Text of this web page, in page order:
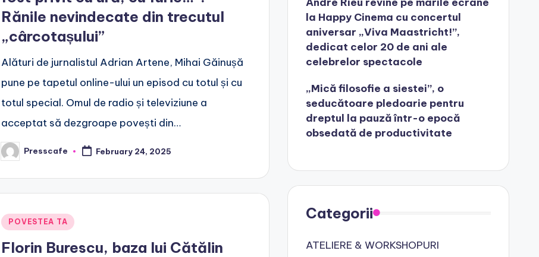
Rănile nevindecate din trecutul
„cârcotașului”
Alături de jurnalistul Adrian Artene, Mihai Găinușă
pune pe tapetul online-ului un episod cu totul și cu
totul special. Omul de radio și televiziune a
acceptat să dezgroape povești din…
Posted
by
Presscafe February 24, 2025
Posted
POVESTEA TA
Florin Burescu, baza lui Cătălin
la Happy Cinema cu concertul
aniversar „Viva Maastricht!”,
dedicat celor 20 de ani ale
celebrelor spectacole
„Mică filosofie a siestei”, o
seducătoare pledoarie pentru
dreptul la pauză într-o epocă
obsedată de productivitate
Categorii
ATELIERE & WORKSHOPURI